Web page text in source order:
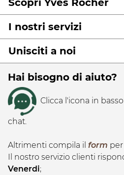
Scopri Yves Rocher
I nostri servizi
Unisciti a noi
Hai bisogno di aiuto?
Clicca l'icona in
chat.
Altrimenti compila il form
Il nostro servizio clienti
Venerdi;